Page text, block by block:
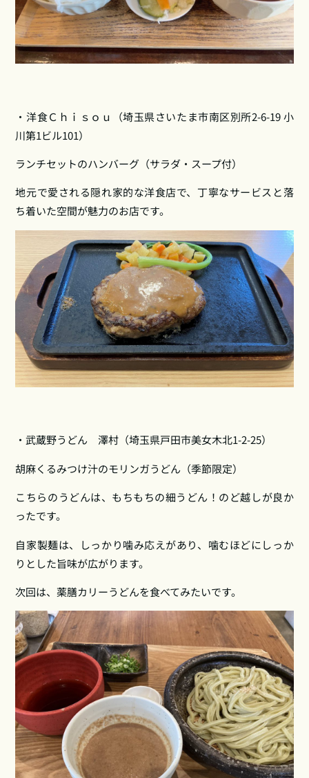
・洋食Ｃｈｉｓｏｕ（埼玉県さいたま市南区別所2‑6‑19 小
川第1ビル101）
ランチセットのハンバーグ（サラダ・スープ付）
地元で愛される隠れ家的な洋食店で、丁寧なサービスと落
ち着いた空間が魅力のお店です。
・武蔵野うどん 澤村（埼玉県戸田市美女木北1‑2‑25）
胡麻くるみつけ汁のモリンガうどん（季節限定）
こちらのうどんは、もちもちの細うどん！のど越しが良か
ったです。
自家製麺は、しっかり噛み応えがあり、噛むほどにしっか
りとした旨味が広がります。
次回は、薬膳カリーうどんを食べてみたいです。